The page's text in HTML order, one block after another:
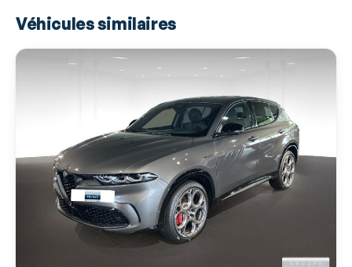
Airbags latéraux avant
Antidémarrage électronique
Arrêt et redémarrage auto. du moteur
Bacs de portes avant
Banquette 60/40
Boite à gants fermée
Boucliers AV et AR couleur caisse
Véhicules similaires